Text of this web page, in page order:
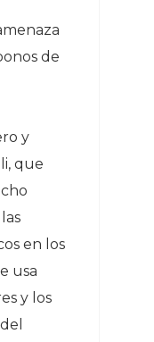
de
y
que
en los
usa
y los